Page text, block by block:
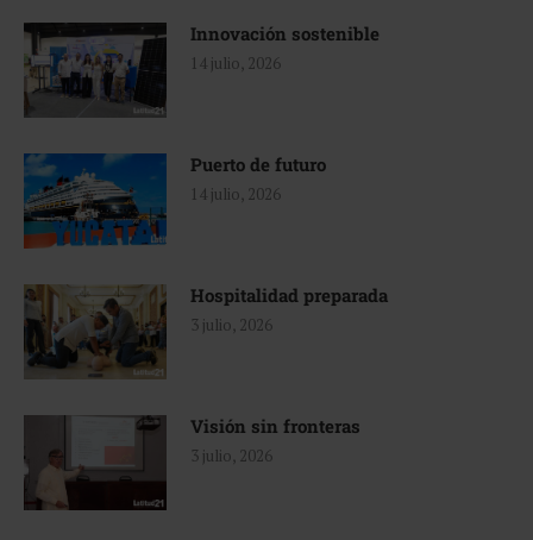
Innovación sostenible
14 julio, 2026
Puerto de futuro
14 julio, 2026
Hospitalidad preparada
3 julio, 2026
Visión sin fronteras
3 julio, 2026